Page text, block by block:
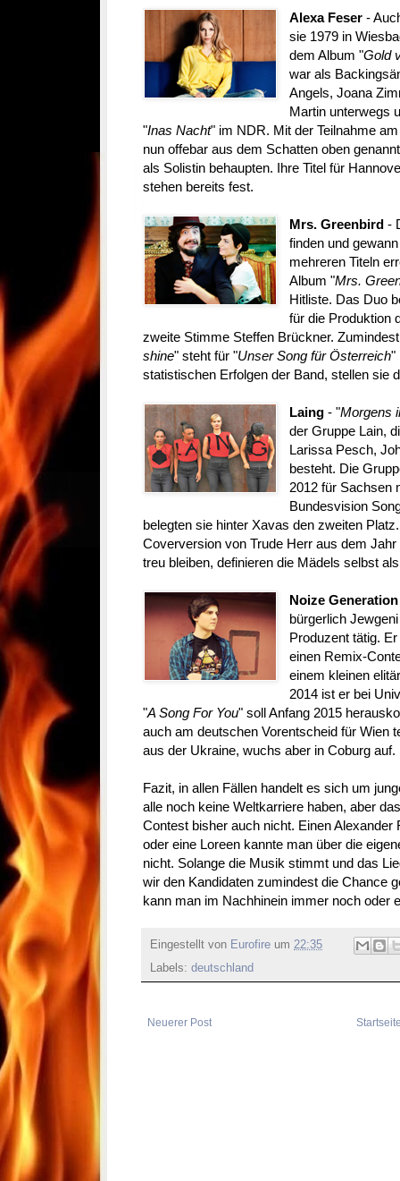
Alexa Feser -
sie 1979 in
dem Album "Gold
war als
Angels, Joana
Martin unterwegs
"Inas Nacht" im NDR. Mit der Teilnahme
nun offebar aus dem Schatten oben
als Solistin behaupten. Ihre Titel für
stehen bereits fest.
Mrs. Greenbird -
finden und
mehreren Titeln
Album "Mrs.
Hitliste. Das Duo
für die Produktion
zweite Stimme Steffen Brückner.
shine" steht für "Unser Song für Österreich"
statistischen Erfolgen der Band, stellen sie
Laing - "Morgens
der Gruppe Lain,
Larissa Pesch,
besteht. Die
2012 für Sachsen
Bundesvision
belegten sie hinter Xavas den zweiten
Coverversion von Trude Herr aus dem
treu bleiben, definieren die Mädels selbst
Noize Generation
bürgerlich
Produzent tätig.
einen Remix-
einem kleinen
2014 ist er bei
"A Song For You" soll Anfang 2015
auch am deutschen Vorentscheid für Wien
aus der Ukraine, wuchs aber in Coburg auf.
Fazit, in allen Fällen handelt es sich um
alle noch keine Weltkarriere haben, aber
Contest bisher auch nicht. Einen
oder eine Loreen kannte man über die
nicht. Solange die Musik stimmt und das
wir den Kandidaten zumindest die Chance
kann man im Nachhinein immer noch oder
Eingestellt von Eurofire um 22:35
Labels: deutschland
Neuerer Post